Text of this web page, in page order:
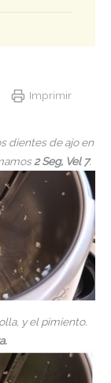
Imprimir
dientes de ajo en
2 Seg, Vel 7.
y el pimiento.